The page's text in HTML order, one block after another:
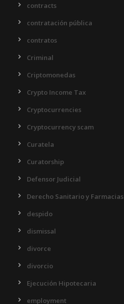
contracts
contratación pública
contratos
Criminal
Criptomonedas
Crypto Income Tax
Cryptocurrencies
Cryptocurrency scam
Curatela
Curatorship
Defensor Judicial
Derecho Sanitario y Farmacias
despido
dismissal
divorce
divorcio
Ejecución Hipotecaria
employment